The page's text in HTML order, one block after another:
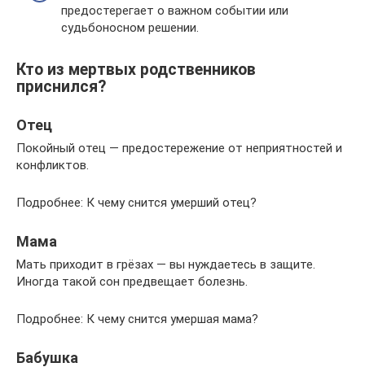
предостерегает о важном событии или
судьбоносном решении.
Кто из мертвых родственников
приснился?
Отец
Покойный отец — предостережение от неприятностей и
конфликтов.
Подробнее: К чему снится умерший отец?
Мама
Мать приходит в грёзах — вы нуждаетесь в защите.
Иногда такой сон предвещает болезнь.
Подробнее: К чему снится умершая мама?
Бабушка